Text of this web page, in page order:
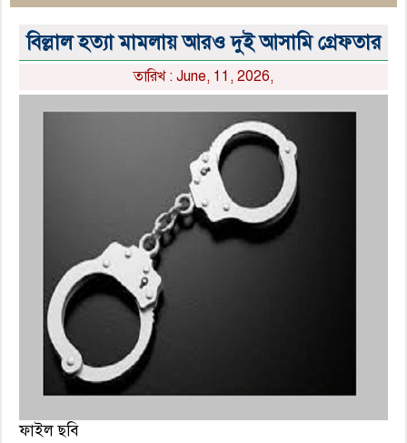
বিল্লাল হত্যা মামলায় আরও দুই আসামি গ্রেফতার
তারিখ : June, 11, 2026,
ফাইল ছবি